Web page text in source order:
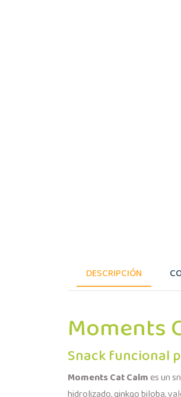
DESCRIPCIÓN
Moments
Snack funcional
Moments Cat Calmes un